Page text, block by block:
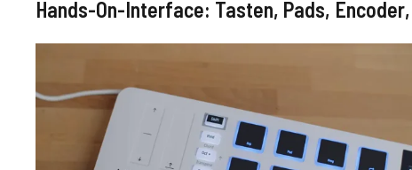
Hands-On-Interface: Tasten, Pads,